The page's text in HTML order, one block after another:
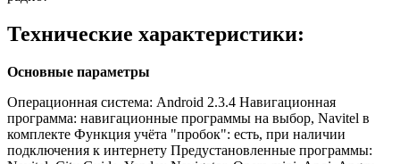
Технические характеристики:
Основные параметры
Операционная система: Android 2.3.4 Навигационная
программа: навигационные программы на выбор, Navitel в
комплекте Функция учёта "пробок": есть, при наличии
подключения к интернету Предустановленные программы: